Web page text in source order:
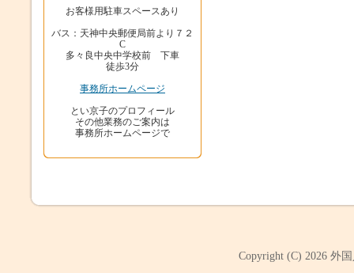
お客様用駐車スペースあり
バス：天神中央郵便局前より７２
C
多々良中央中学校前 下車
徒歩3分
事務所ホームページ
とい京子のプロフィール
その他業務のご案内は
事務所ホームページで
Copyright (C) 2026 外